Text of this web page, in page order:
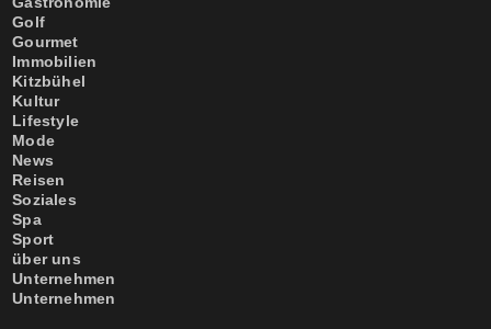
Golf
Gourmet
Immobilien
Kitzbühel
Kultur
Lifestyle
Mode
News
Reisen
Soziales
Spa
Sport
über uns
Unternehmen
Unternehmen